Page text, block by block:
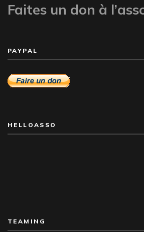
Faites un don à
PAYPAL
HELLOASSO
TEAMING